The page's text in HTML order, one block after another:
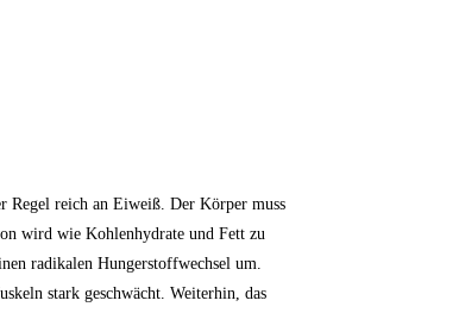
Regel reich an Eiweiß. Der Körper muss
wird wie Kohlenhydrate und Fett zu
radikalen Hungerstoffwechsel um.
stark geschwächt. Weiterhin, das